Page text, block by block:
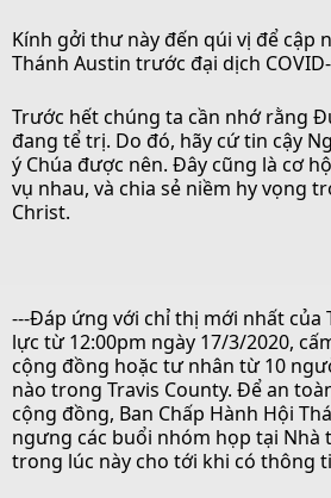
Kính gởi thư này đến qúi vị để cập
Thánh Austin trước đại dịch
Trước hết chúng ta cần nhớ rằng
đang tể trị. Do đó, hãy cứ tin cậy
ý Chúa được nên. Đây cũng là cơ
vụ nhau, và chia sẻ niềm hy vọng
Christ.
---Đáp ứng với chỉ thị mới nhất của
lực từ 12:00pm ngày 17/3/2020,
cộng đồng hoặc tư nhân từ 10
nào trong Travis County. Để an
cộng đồng, Ban Chấp Hành Hội
ngưng các buổi nhóm họp tại Nhà
trong lúc này cho tới khi có thông